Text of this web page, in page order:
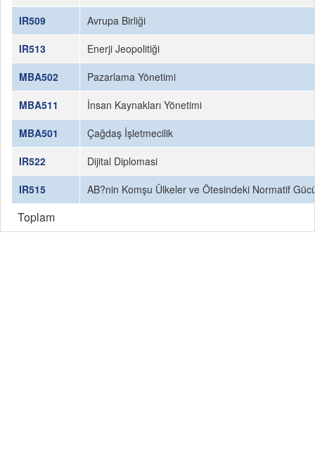
IR509
Avrupa Birliği
IR513
Enerji Jeopolitiği
MBA502
Pazarlama Yönetimi
MBA511
İnsan Kaynakları Yönetimi
MBA501
Çağdaş İşletmecilik
IR522
Dijital Diplomasi
IR515
AB?nin Komşu Ülkeler ve Ötesindeki Normatif
Toplam